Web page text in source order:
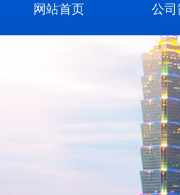
网站首页 公司